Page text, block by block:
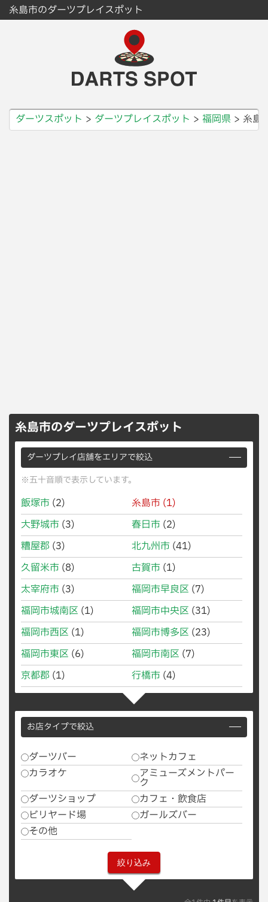
糸島市のダーツプレイスポット
ダーツスポット ダーツプレイスポット 福岡県 糸島
糸島市のダーツプレイスポット
ダーツプレイ店舗をエリアで絞込
※五十音順で表示しています。
飯塚市 (2) 糸島市 (1)
大野城市 (3) 春日市 (2)
糟屋郡 (3) 北九州市 (41)
久留米市 (8) 古賀市 (1)
太宰府市 (3) 福岡市早良区 (7)
福岡市城南区 (1) 福岡市中央区 (31)
福岡市西区 (1) 福岡市博多区 (23)
福岡市東区 (6) 福岡市南区 (7)
京都郡 (1) 行橋市 (4)
お店タイプで絞込
ダーツバー
ネットカフェ
カラオケ
アミューズメントパー
ク
ダーツショップ
カフェ・飲食店
ビリヤード場
ガールズバー
その他